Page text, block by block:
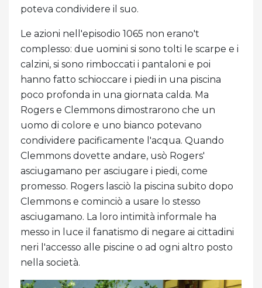
poteva condividere il suo.
Le azioni nell'episodio 1065 non erano't
complesso: due uomini si sono tolti le scarpe e i
calzini, si sono rimboccati i pantaloni e poi
hanno fatto schioccare i piedi in una piscina
poco profonda in una giornata calda. Ma
Rogers e Clemmons dimostrarono che un
uomo di colore e uno bianco potevano
condividere pacificamente l'acqua. Quando
Clemmons dovette andare, usò Rogers'
asciugamano per asciugare i piedi, come
promesso. Rogers lasciò la piscina subito dopo
Clemmons e cominciò a usare lo stesso
asciugamano. La loro intimità informale ha
messo in luce il fanatismo di negare ai cittadini
neri l'accesso alle piscine o ad ogni altro posto
nella società.